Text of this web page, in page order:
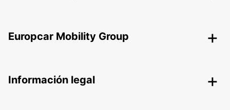
Europcar Mobility Group
Información legal